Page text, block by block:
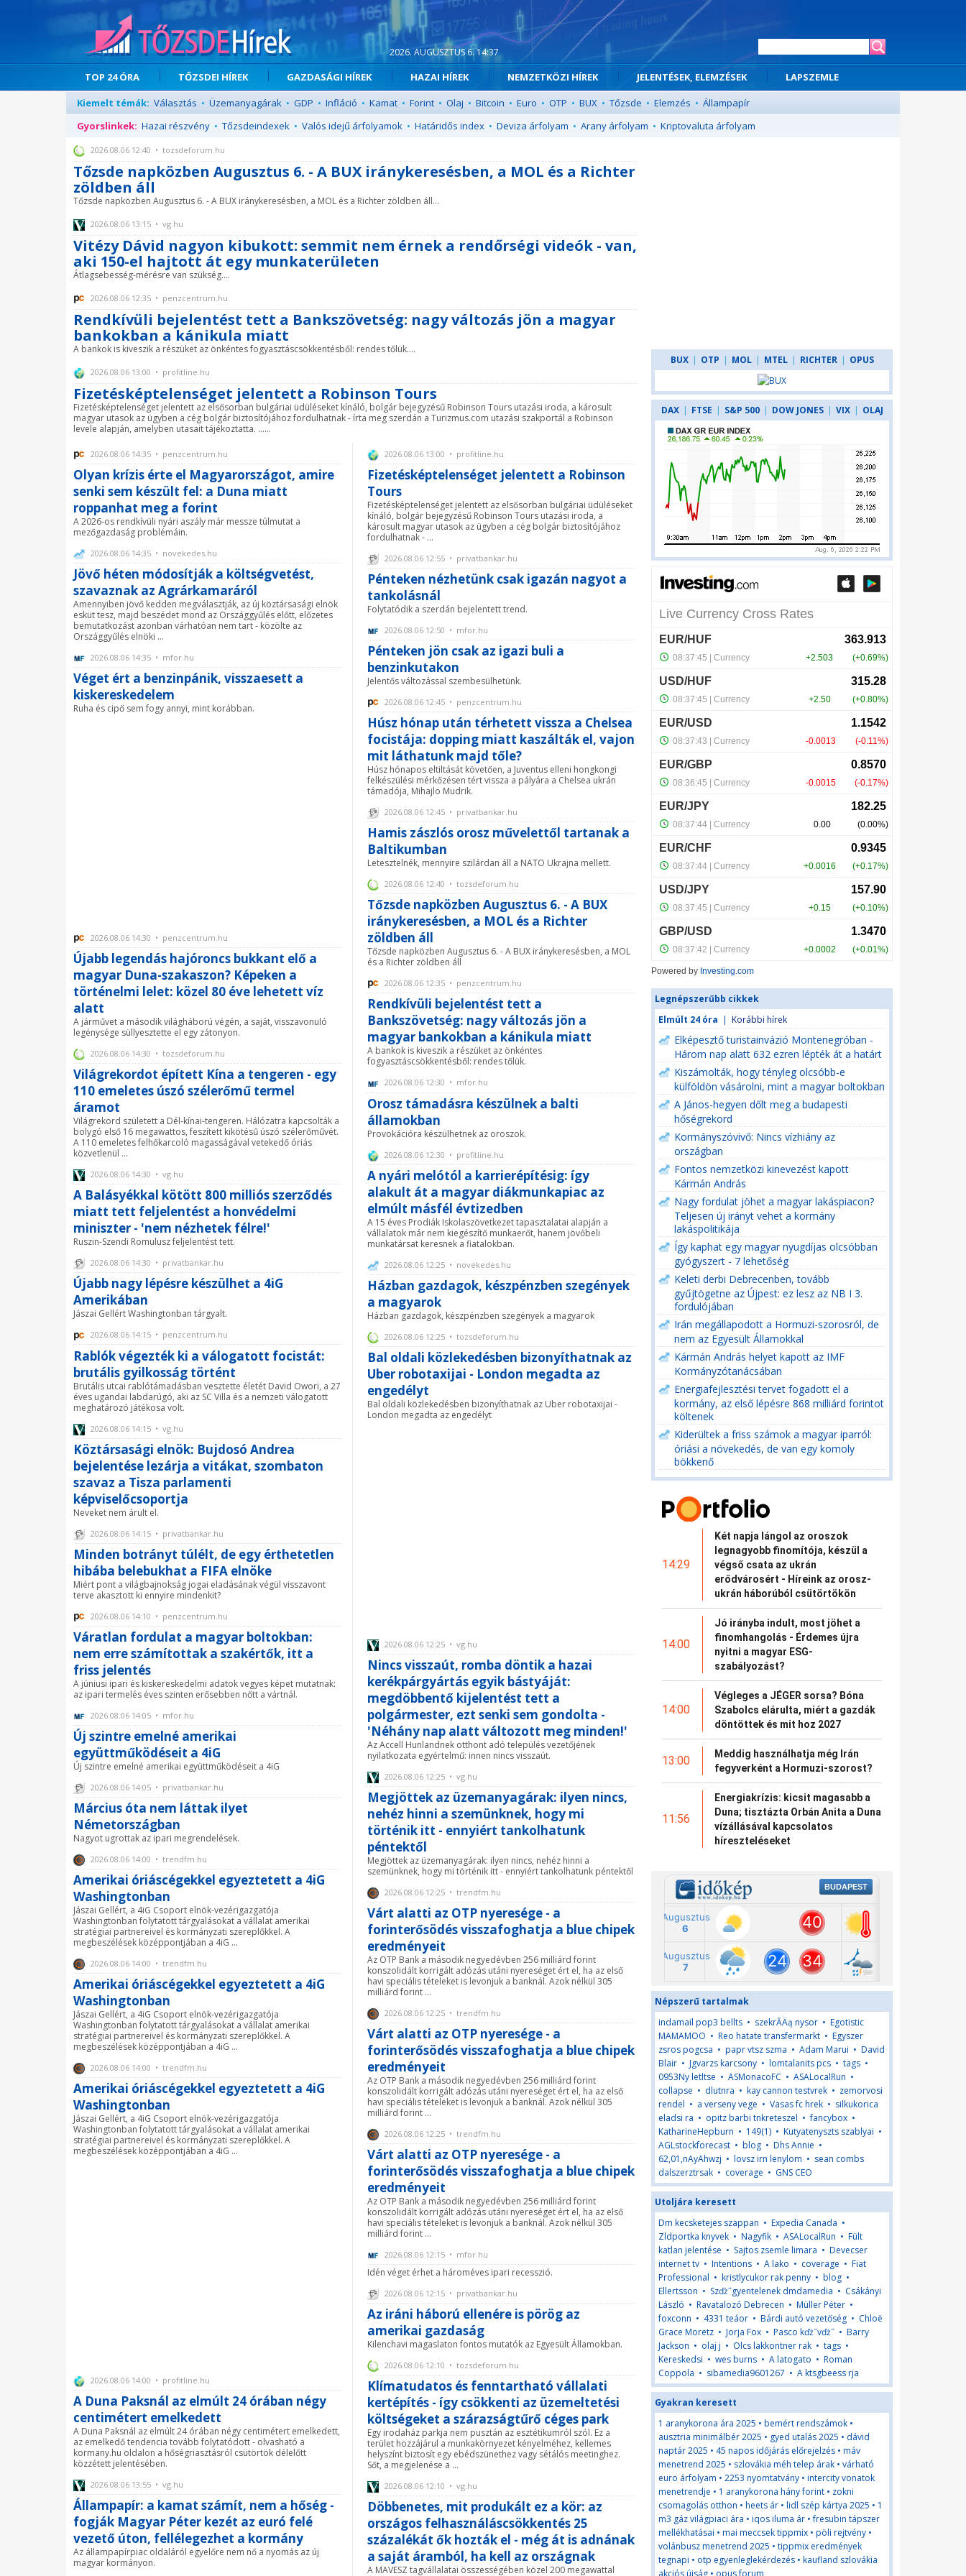
2026. AUGUSZTUS 6. 14:37
TOP 24 ÓRA TŐZSDEI HÍREK GAZDASÁGI HÍREK HAZAI HÍREK NEMZETKÖZI HÍREK JELENTÉSEK, ELEMZÉSEK
LAPSZEMLE
Kiemelt témák: Választás • Üzemanyagárak • GDP • Infláció • Kamat • Forint • Olaj • Bitcoin • Euro • OTP • BUX • Tőzsde • Elemzés • Állampapír
Gyorslinkek: Hazai részvény • Tőzsdeindexek • Valós idejű árfolyamok • Határidős index • Deviza árfolyam • Arany árfolyam • Kriptovaluta árfolyam
2026.08.06 12:40 • tozsdeforum.hu
Tőzsde napközben Augusztus 6. - A BUX iránykeresésben, a MOL és a Richter
zöldben áll
Tőzsde napközben Augusztus 6. - A BUX iránykeresésben, a MOL és a Richter zöldben áll...
2026.08.06 13:15 • vg.hu
Vitézy Dávid nagyon kibukott: semmit nem érnek a rendőrségi videók - van,
aki 150-el hajtott át egy munkaterületen
Átlagsebesség-mérésre van szükség....
2026.08.06 12:35 • penzcentrum.hu
Rendkívüli bejelentést tett a Bankszövetség: nagy változás jön a magyar
bankokban a kánikula miatt
A bankok is kiveszik a részüket az önkéntes fogyasztáscsökkentésből: rendes tőlük....
2026.08.06 13:00 • profitline.hu
Fizetésképtelenséget jelentett a Robinson Tours
Fizetésképtelenséget jelentett az elsősorban bulgáriai üdüléseket kínáló, bolgár bejegyzésű Robinson Tours utazási iroda, a károsult
magyar utasok az ügyben a cég bolgár biztosítójához fordulhatnak - írta meg szerdán a Turizmus.com utazási szakportál a Robinson
levele alapján, amelyben utasait tájékoztatta. ......
2026.08.06 14:35 • penzcentrum.hu
Olyan krízis érte el Magyarországot, amire
senki sem készült fel: a Duna miatt
roppanhat meg a forint
A 2026-os rendkívüli nyári aszály már messze túlmutat a
mezőgazdaság problémáin.
2026.08.06 14:35 • novekedes.hu
Jövő héten módosítják a költségvetést,
szavaznak az Agrárkamaráról
Amennyiben jövő kedden megválasztják, az új köztársasági elnök
esküt tesz, majd beszédet mond az Országgyűlés előtt, előzetes
bemutatkozást azonban várhatóan nem tart - közölte az
Országgyűlés elnöki ...
2026.08.06 14:35 • mfor.hu
Véget ért a benzinpánik, visszaesett a
kiskereskedelem
Ruha és cipő sem fogy annyi, mint korábban.
2026.08.06 14:30 • penzcentrum.hu
Újabb legendás hajóroncs bukkant elő a
magyar Duna-szakaszon? Képeken a
történelmi lelet: közel 80 éve lehetett víz
alatt
A járművet a második világháború végén, a saját, visszavonuló
legénysége süllyesztette el egy zátonyon.
2026.08.06 14:30 • tozsdeforum.hu
Világrekordot épített Kína a tengeren - egy
110 emeletes úszó szélerőmű termel
áramot
Világrekord született a Dél-kínai-tengeren. Hálózatra kapcsolták a
bolygó első 16 megawattos, feszített kikötésű úszó szélerőművét.
A 110 emeletes felhőkarcoló magasságával vetekedő óriás
közvetlenül ...
2026.08.06 14:30 • vg.hu
A Balásyékkal kötött 800 milliós szerződés
miatt tett feljelentést a honvédelmi
miniszter - 'nem nézhetek félre!'
Ruszin-Szendi Romulusz feljelentést tett.
2026.08.06 14:30 • privatbankar.hu
Újabb nagy lépésre készülhet a 4iG
Amerikában
Jászai Gellért Washingtonban tárgyalt.
2026.08.06 14:15 • penzcentrum.hu
Rablók végezték ki a válogatott focistát:
brutális gyilkosság történt
Brutális utcai rablótámadásban vesztette életét David Owori, a 27
éves ugandai labdarúgó, aki az SC Villa és a nemzeti válogatott
meghatározó játékosa volt.
2026.08.06 14:15 • vg.hu
Köztársasági elnök: Bujdosó Andrea
bejelentése lezárja a vitákat, szombaton
szavaz a Tisza parlamenti
képviselőcsoportja
Neveket nem árult el.
2026.08.06 14:15 • privatbankar.hu
Minden botrányt túlélt, de egy érthetetlen
hibába belebukhat a FIFA elnöke
Miért pont a világbajnokság jogai eladásának végül visszavont
terve akasztott ki ennyire mindenkit?
2026.08.06 14:10 • penzcentrum.hu
Váratlan fordulat a magyar boltokban:
nem erre számítottak a szakértők, itt a
friss jelentés
A júniusi ipari és kiskereskedelmi adatok vegyes képet mutatnak:
az ipari termelés éves szinten erősebben nőtt a vártnál.
2026.08.06 14:05 • mfor.hu
Új szintre emelné amerikai
együttműködéseit a 4iG
Új szintre emelné amerikai együttműködéseit a 4iG
2026.08.06 14:05 • privatbankar.hu
Március óta nem láttak ilyet
Németországban
Nagyot ugrottak az ipari megrendelések.
2026.08.06 14:00 • trendfm.hu
Amerikai óriáscégekkel egyeztetett a 4iG
Washingtonban
Jászai Gellért, a 4iG Csoport elnök-vezérigazgatója
Washingtonban folytatott tárgyalásokat a vállalat amerikai
stratégiai partnereivel és kormányzati szereplőkkel. A
megbeszélések középpontjában a 4iG ...
2026.08.06 14:00 • trendfm.hu
Amerikai óriáscégekkel egyeztetett a 4iG
Washingtonban
Jászai Gellért, a 4iG Csoport elnök-vezérigazgatója
Washingtonban folytatott tárgyalásokat a vállalat amerikai
stratégiai partnereivel és kormányzati szereplőkkel. A
megbeszélések középpontjában a 4iG ...
2026.08.06 14:00 • trendfm.hu
Amerikai óriáscégekkel egyeztetett a 4iG
Washingtonban
Jászai Gellért, a 4iG Csoport elnök-vezérigazgatója
Washingtonban folytatott tárgyalásokat a vállalat amerikai
stratégiai partnereivel és kormányzati szereplőkkel. A
megbeszélések középpontjában a 4iG ...
2026.08.06 14:00 • profitline.hu
A Duna Paksnál az elmúlt 24 órában négy
centimétert emelkedett
A Duna Paksnál az elmúlt 24 órában négy centimétert emelkedett,
az emelkedő tendencia tovább folytatódott - olvasható a
kormany.hu oldalon a hőségriasztásról csütörtök délelőtt
közzétett jelentésében.
2026.08.06 13:55 • vg.hu
Állampapír: a kamat számít, nem a hőség -
fogják Magyar Péter kezét az euró felé
vezető úton, fellélegezhet a kormány
Az állampapírpiac oldaláról egyelőre nem nő a nyomás az új
magyar kormányon.
2026.08.06 13:00 • profitline.hu
Fizetésképtelenséget jelentett a Robinson
Tours
Fizetésképtelenséget jelentett az elsősorban bulgáriai üdüléseket
kínáló, bolgár bejegyzésű Robinson Tours utazási iroda, a
károsult magyar utasok az ügyben a cég bolgár biztosítójához
fordulhatnak - ...
2026.08.06 12:55 • privatbankar.hu
Pénteken nézhetünk csak igazán nagyot a
tankolásnál
Folytatódik a szerdán bejelentett trend.
2026.08.06 12:50 • mfor.hu
Pénteken jön csak az igazi buli a
benzinkutakon
Jelentős változással szembesülhetünk.
2026.08.06 12:45 • penzcentrum.hu
Húsz hónap után térhetett vissza a Chelsea
focistája: dopping miatt kaszálták el, vajon
mit láthatunk majd tőle?
Húsz hónapos eltiltását követően, a Juventus elleni hongkongi
felkészülési mérkőzésen tért vissza a pályára a Chelsea ukrán
támadója, Mihajlo Mudrik.
2026.08.06 12:45 • privatbankar.hu
Hamis zászlós orosz művelettől tartanak a
Baltikumban
Letesztelnék, mennyire szilárdan áll a NATO Ukrajna mellett.
2026.08.06 12:40 • tozsdeforum.hu
Tőzsde napközben Augusztus 6. - A BUX
iránykeresésben, a MOL és a Richter
zöldben áll
Tőzsde napközben Augusztus 6. - A BUX iránykeresésben, a MOL
és a Richter zöldben áll
2026.08.06 12:35 • penzcentrum.hu
Rendkívüli bejelentést tett a
Bankszövetség: nagy változás jön a
magyar bankokban a kánikula miatt
A bankok is kiveszik a részüket az önkéntes
fogyasztáscsökkentésből: rendes tőlük.
2026.08.06 12:30 • mfor.hu
Orosz támadásra készülnek a balti
államokban
Provokációra készülhetnek az oroszok.
2026.08.06 12:30 • profitline.hu
A nyári melótól a karrierépítésig: így
alakult át a magyar diákmunkapiac az
elmúlt másfél évtizedben
A 15 éves Prodiák Iskolaszövetkezet tapasztalatai alapján a
vállalatok már nem kiegészítő munkaerőt, hanem jövőbeli
munkatársat keresnek a fiatalokban.
2026.08.06 12:25 • novekedes.hu
Házban gazdagok, készpénzben szegények
a magyarok
Házban gazdagok, készpénzben szegények a magyarok
2026.08.06 12:25 • tozsdeforum.hu
Bal oldali közlekedésben bizonyíthatnak az
Uber robotaxijai - London megadta az
engedélyt
Bal oldali közlekedésben bizonyíthatnak az Uber robotaxijai -
London megadta az engedélyt
2026.08.06 12:25 • vg.hu
Nincs visszaút, romba döntik a hazai
kerékpárgyártás egyik bástyáját:
megdöbbentő kijelentést tett a
polgármester, ezt senki sem gondolta -
'Néhány nap alatt változott meg minden!'
Az Accell Hunlandnek otthont adó település vezetőjének
nyilatkozata egyértelmű: innen nincs visszaút.
2026.08.06 12:25 • vg.hu
Megjöttek az üzemanyagárak: ilyen nincs,
nehéz hinni a szemünknek, hogy mi
történik itt - ennyiért tankolhatunk
péntektől
Megjöttek az üzemanyagárak: ilyen nincs, nehéz hinni a
szemünknek, hogy mi történik itt - ennyiért tankolhatunk péntektől
2026.08.06 12:25 • trendfm.hu
Várt alatti az OTP nyeresége - a
forinterősödés visszafoghatja a blue chipek
eredményeit
Az OTP Bank a második negyedévben 256 milliárd forint
konszolidált korrigált adózás utáni nyereséget ért el, ha az első
havi speciális tételeket is levonjuk a banknál. Azok nélkül 305
milliárd forint ...
2026.08.06 12:25 • trendfm.hu
Várt alatti az OTP nyeresége - a
forinterősödés visszafoghatja a blue chipek
eredményeit
Az OTP Bank a második negyedévben 256 milliárd forint
konszolidált korrigált adózás utáni nyereséget ért el, ha az első
havi speciális tételeket is levonjuk a banknál. Azok nélkül 305
milliárd forint ...
2026.08.06 12:25 • trendfm.hu
Várt alatti az OTP nyeresége - a
forinterősödés visszafoghatja a blue chipek
eredményeit
Az OTP Bank a második negyedévben 256 milliárd forint
konszolidált korrigált adózás utáni nyereséget ért el, ha az első
havi speciális tételeket is levonjuk a banknál. Azok nélkül 305
milliárd forint ...
2026.08.06 12:15 • mfor.hu
Idén véget érhet a hároméves ipari recesszió.
2026.08.06 12:15 • privatbankar.hu
Az iráni háború ellenére is pörög az
amerikai gazdaság
Kilenchavi magaslaton fontos mutatók az Egyesült Államokban.
2026.08.06 12:10 • tozsdeforum.hu
Klímatudatos és fenntartható vállalati
kertépítés - így csökkenti az üzemeltetési
költségeket a szárazságtűrő céges park
Egy irodaház parkja nem pusztán az esztétikumról szól. Ez a
terület hozzájárul a munkakörnyezet kényelméhez, kellemes
helyszínt biztosít egy ebédszünethez vagy sétálós meetinghez.
Sőt, a megjelenése a ...
2026.08.06 12:10 • vg.hu
Döbbenetes, mit produkált ez a kör: az
országos felhasználáscsökkentés 25
százalékát ők hozták el - még át is adnának
a saját áramból, ha kell az országnak
A MAVESZ tagvállalatai összességében közel 200 megawattal
BUX | OTP | MOL | MTEL | RICHTER | OPUS
DAX | FTSE | S&P 500 | DOW JONES | VIX | OLAJ
Powered by Investing.com
Legnépszerűbb cikkek
Elmúlt 24 óra | Korábbi hírek
Elképesztő turistainvázió Montenegróban -
Három nap alatt 632 ezren lépték át a határt
Kiszámolták, hogy tényleg olcsóbb-e
külföldön vásárolni, mint a magyar boltokban
A János-hegyen dőlt meg a budapesti
hőségrekord
Kormányszóvivő: Nincs vízhiány az
országban
Fontos nemzetközi kinevezést kapott
Kármán András
Nagy fordulat jöhet a magyar lakáspiacon?
Teljesen új irányt vehet a kormány
lakáspolitikája
Így kaphat egy magyar nyugdíjas olcsóbban
gyógyszert - 7 lehetőség
Keleti derbi Debrecenben, tovább
gyűjtögetne az Újpest: ez lesz az NB I 3.
fordulójában
Irán megállapodott a Hormuzi-szorosról, de
nem az Egyesült Államokkal
Kármán András helyet kapott az IMF
Kormányzótanácsában
Energiafejlesztési tervet fogadott el a
kormány, az első lépésre 868 milliárd forintot
költenek
Kiderültek a friss számok a magyar iparról:
óriási a növekedés, de van egy komoly
bökkenő
14:29
Két napja lángol az oroszok
legnagyobb finomítója, készül a
végső csata az ukrán
erődvárosért - Híreink az orosz-
ukrán háborúból csütörtökön
14:00
Jó irányba indult, most jöhet a
finomhangolás - Érdemes újra
nyitni a magyar ESG-
szabályozást?
14:00
Végleges a JÉGER sorsa? Bóna
Szabolcs elárulta, miért a gazdák
döntöttek és mit hoz 2027
13:00
Meddig használhatja még Irán
fegyverként a Hormuzi-szorost?
11:56
Energiakrízis: kicsit magasabb a
Duna; tisztázta Orbán Anita a Duna
vízállásával kapcsolatos
híreszteléseket
Népszerű tartalmak
indamail pop3 bellts • szekrĂÄą nysor • Egotistic
MAMAMOO • Reo hatate transfermarkt • Egyszer
zsros pogcsa • papr vtsz szma • Adam Marui • David
Blair • Jgvarzs karcsony • lomtalanits pcs • tags •
0953Ny letltse • ASMonacoFC • ASALocalRun •
collapse • dlutnra • kay cannon testvrek • zemorvosi
rendel • a verseny vege • Vasas fc hrek • silkukorica
eladsi ra • opitz barbi tnkreteszel •fancybox •
KatharineHepburn • 149(1) • Kutyatenyszts szablyai •
AGLstockforecast • blog • Dhs Annie •
62,01,nAyAhwzj • lovsz irn lenylom • sean combs
dalszerztrsak • coverage • GNS CEO
Utoljára keresett
Dm kecsketejes szappan • Expedia Canada •
Zldportka knyvek • Nagyfik • ASALocalRun • Fült
katlan jelentése • Sajtos zsemle limara • Devecser
internet tv • Intentions • A lako • coverage • Fiat
Professional • kristlycukor rak penny • blog •
Ellertsson • Szďż˝gyentelenek dmdamedia • Csákányi
László • Ravatalozó Debrecen • Müller Péter •
foxconn • 4331 teáor • Bárdi autó vezetőség • Chloë
Grace Moretz • Jorja Fox • Pasco kďż˝vďż˝ • Barry
Jackson • olaj j • Olcs lakkontner rak • tags •
Kereskedsi • wes burns • A latogato • Roman
Coppola • sibamedia9601267 • A ktsgbeess rja
Gyakran keresett
1 aranykorona ára 2025 • bemért rendszámok •
ausztria minimálbér 2025 • gyed utalás 2025 • dávid
naptár 2025 • 45 napos időjárás előrejelzés • máv
menetrend 2025 • szlovákia méh telep árak • várható
euro árfolyam • 2253 nyomtatvány • intercity vonatok
menetrendje • 1 aranykorona hány forint • zokni
csomagolás otthon • heets ár • lidl szép kártya 2025 • 1
m3 gáz világpiaci ára • iqos iluma ár •fresubin tápszer
mellékhatásai • mai meccsek tippmix • pöli rejtvény •
volánbusz menetrend 2025 • tippmix eredmények
tegnapi • otp egyenleglekérdezés • kaufland szlovákia
akciós újság • opus forum